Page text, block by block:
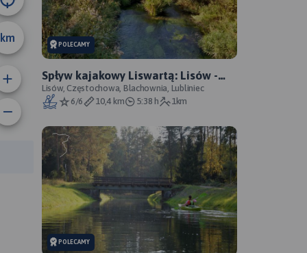
km
trasy:
POLECAMY
Spływ kajakowy Liswartą: Lisów -
Stasiowe, zwałka
Lisów, Częstochowa, Blachownia, Lubliniec
6/6
10,4 km 5:38 h 1km
POLECAMY